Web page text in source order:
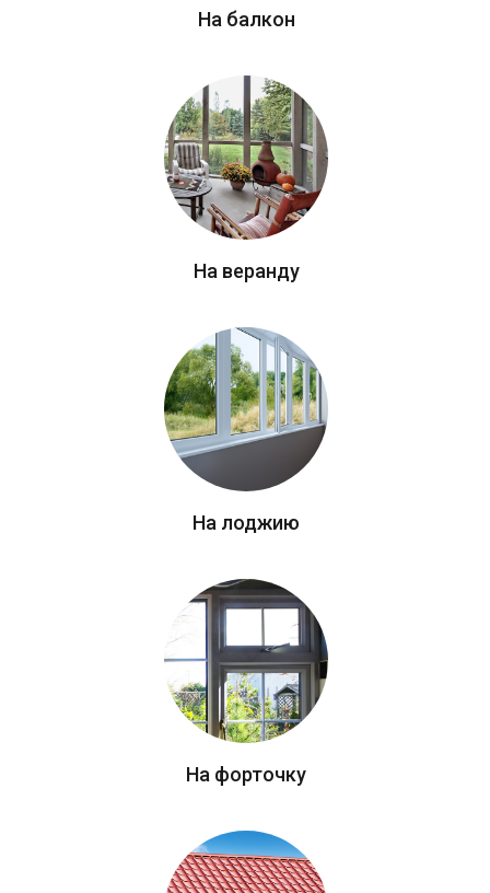
На балкон
На веранду
На лоджию
На форточку